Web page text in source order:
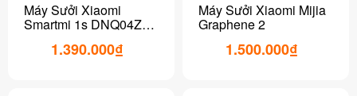
Máy Sưởi Xiaomi
Smartmi 1s DNQ04ZM,
không kết nối wifi
1.390.000₫
Máy Sưởi Xiaomi Mijia
Graphene 2
1.500.000₫